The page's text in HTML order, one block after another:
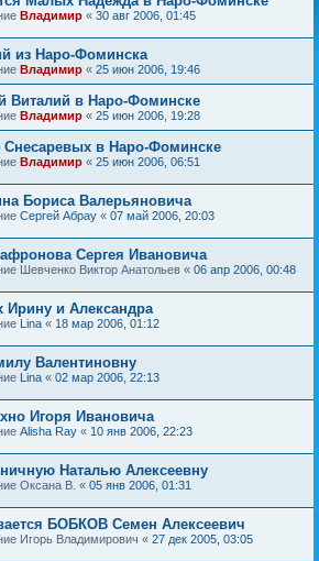
Владимир « 30 авг 2006, 01:45
из Наро-Фоминска
Владимир « 25 июн 2006, 19:46
Виталий в Наро-Фоминске
Владимир « 25 июн 2006, 19:28
Снесаревых в Наро-Фоминске
Владимир « 25 июн 2006, 06:51
Бориса Валерьяновича
Сергей Абрау « 07 май 2006, 20:03
Сергея Ивановича
Шевченко Виктор Анатольев « 06 апр 2006, 00:48
и Александра
Lina « 18 мар 2006, 01:12
Валентиновну
Lina « 02 мар 2006, 22:13
Игоря Ивановича
Alisha Ray « 10 янв 2006, 22:23
Наталью Алексеевну
Оксана В. « 05 янв 2006, 01:31
БОБКОВ Семен Алексеевич
Игорь Владимирович « 27 дек 2005, 03:05